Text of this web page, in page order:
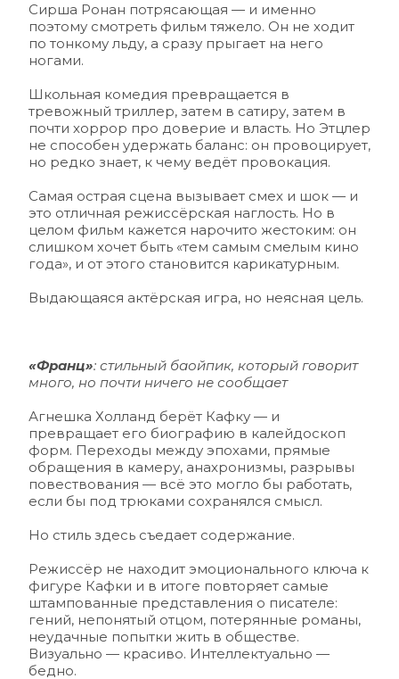
Сирша Ронан потрясающая — и именно
поэтому смотреть фильм тяжело. Он не ходит
по тонкому льду, а сразу прыгает на него
ногами.
Школьная комедия превращается в
тревожный триллер, затем в сатиру, затем в
почти хоррор про доверие и власть. Но Этцлер
не способен удержать баланс: он провоцирует,
но редко знает, к чему ведёт провокация.
Самая острая сцена вызывает смех и шок — и
это отличная режиссёрская наглость. Но в
целом фильм кажется нарочито жестоким: он
слишком хочет быть «тем самым смелым кино
года», и от этого становится карикатурным.
Выдающаяся актёрская игра, но неясная цель.
«Франц»: стильный баойпик, который говорит
много, но почти ничего не сообщает
Агнешка Холланд берёт Кафку — и
превращает его биографию в калейдоскоп
форм. Переходы между эпохами, прямые
обращения в камеру, анахронизмы, разрывы
повествования — всё это могло бы работать,
если бы под трюками сохранялся смысл.
Но стиль здесь съедает содержание.
Режиссёр не находит эмоционального ключа к
фигуре Кафки и в итоге повторяет самые
штампованные представления о писателе:
гений, непонятый отцом, потерянные романы,
неудачные попытки жить в обществе.
Визуально — красиво. Интеллектуально —
бедно.